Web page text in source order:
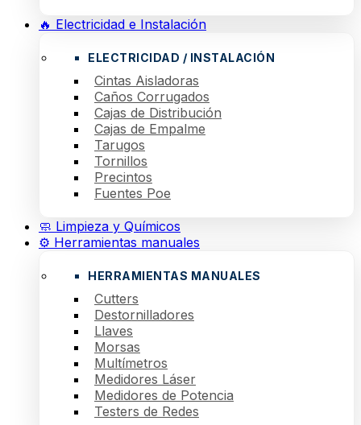
🔥 Electricidad e Instalación
ELECTRICIDAD / INSTALACIÓN
Cintas Aisladoras
Caños Corrugados
Cajas de Distribución
Cajas de Empalme
Tarugos
Tornillos
Precintos
Fuentes Poe
🧼 Limpieza y Químicos
⚙️ Herramientas manuales
HERRAMIENTAS MANUALES
Cutters
Destornilladores
Llaves
Morsas
Multímetros
Medidores Láser
Medidores de Potencia
Testers de Redes